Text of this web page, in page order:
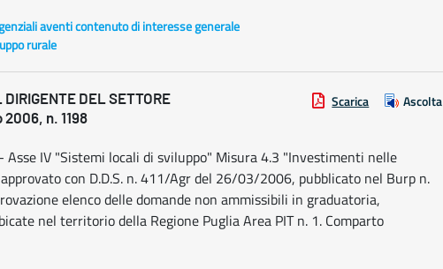
aventi contenuto di interesse generale
rurale
DEL SETTORE
2006, n. 1198
Scarica Ascolta
IV "Sistemi locali di sviluppo" Misura 4.3 "Investimenti nelle
con D.D.S. n. 411/Agr del 26/03/2006, pubblicato nel Burp n.
elenco delle domande non ammissibili in graduatoria,
nel territorio della Regione Puglia Area PIT n. 1. Comparto